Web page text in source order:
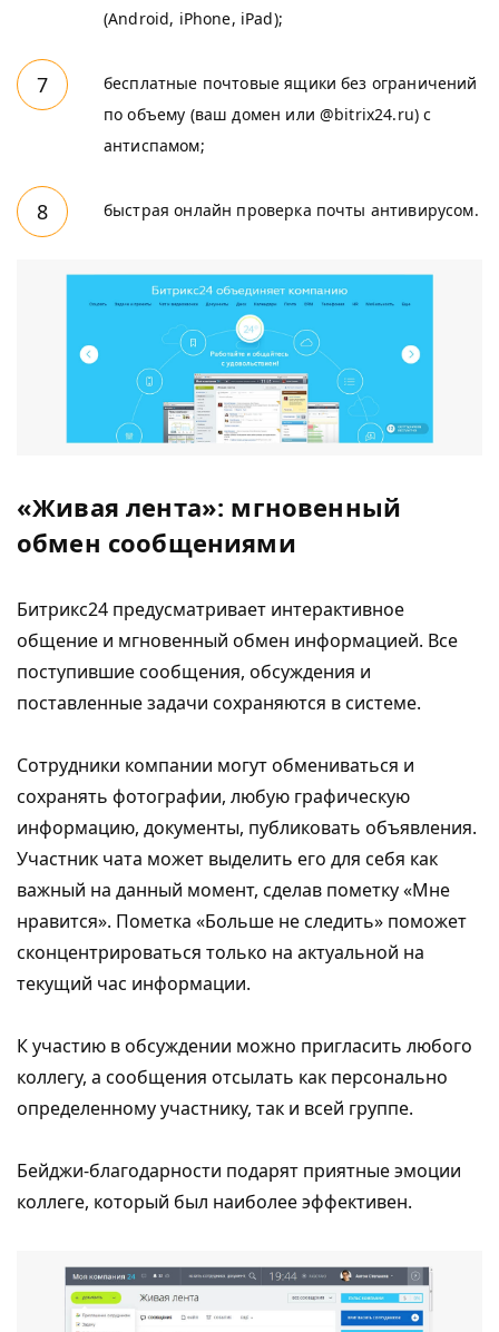
(Android, iPhone, iPad);
бесплатные почтовые ящики без ограничений
по объему (ваш домен или @bitrix24.ru) с
антиспамом;
быстрая онлайн проверка почты антивирусом.
«Живая лента»: мгновенный
обмен сообщениями
Битрикс24 предусматривает интерактивное
общение и мгновенный обмен информацией. Все
поступившие сообщения, обсуждения и
поставленные задачи сохраняются в системе.
Сотрудники компании могут обмениваться и
сохранять фотографии, любую графическую
информацию, документы, публиковать объявления.
Участник чата может выделить его для себя как
важный на данный момент, сделав пометку «Мне
нравится». Пометка «Больше не следить» поможет
сконцентрироваться только на актуальной на
текущий час информации.
К участию в обсуждении можно пригласить любого
коллегу, а сообщения отсылать как персонально
определенному участнику, так и всей группе.
Бейджи-благодарности подарят приятные эмоции
коллеге, который был наиболее эффективен.